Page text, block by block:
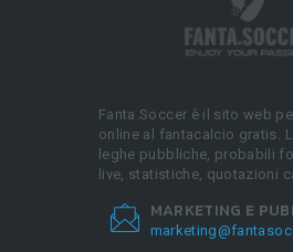
Fanta.Soccer è il sito web
online al fantacalcio gratis.
leghe pubbliche, probabili
live, statistiche, quotazioni
MARKETING E